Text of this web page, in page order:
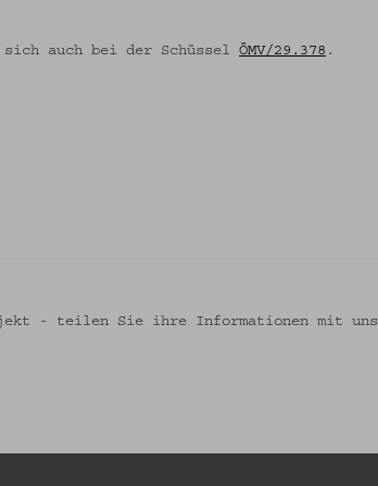
auch bei der Schüssel ÖMV/29.378 .
- teilen Sie ihre Informationen mit uns